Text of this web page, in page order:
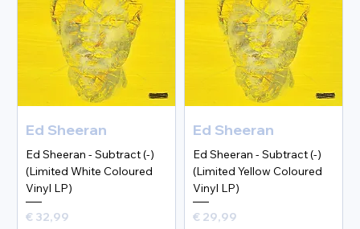
Ed Sheeran
Ed Sheeran - Subtract (-)
(Limited White Coloured
Vinyl LP)
Prijs
€ 32,99
Ed Sheeran
Ed Sheeran - Subtract (-)
(Limited Yellow Coloured
Vinyl LP)
Prijs
€ 29,99